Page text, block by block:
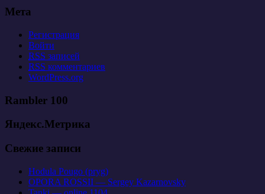
Мета
Регистрация
Войти
RSS записей
RSS комментариев
WordPress.org
Rambler 100
Яндекс.Метрика
Свежие записи
Hodula Pougo (pryg)
OPORA ROSSII — Sergey Kazarnovsky